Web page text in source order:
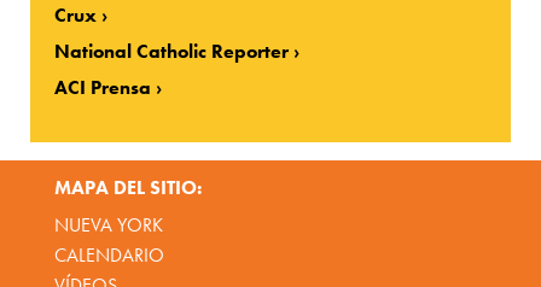
Crux
National Catholic Reporter
ACI Prensa
MAPA DEL SITIO:
NUEVA YORK
CALENDARIO